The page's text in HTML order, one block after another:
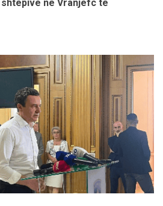
në Vranjefc të